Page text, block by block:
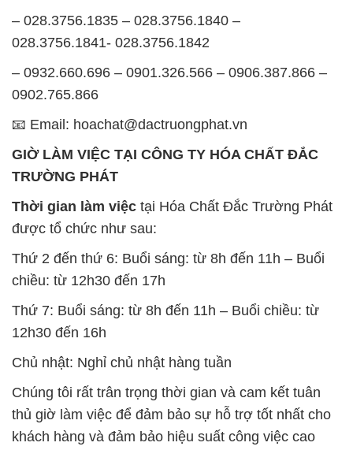
– 028.3756.1835 – 028.3756.1840 –
028.3756.1841- 028.3756.1842
– 0932.660.696 – 0901.326.566 – 0906.387.866 –
0902.765.866
📧 Email: hoachat@dactruongphat.vn
GIỜ LÀM VIỆC TẠI CÔNG TY HÓA CHẤT ĐẮC
TRƯỜNG PHÁT
Thời gian làm việc tại Hóa Chất Đắc Trường Phát
được tổ chức như sau:
Thứ 2 đến thứ 6: Buổi sáng: từ 8h đến 11h – Buổi
chiều: từ 12h30 đến 17h
Thứ 7: Buổi sáng: từ 8h đến 11h – Buổi chiều: từ
12h30 đến 16h
Chủ nhật: Nghỉ chủ nhật hàng tuần
Chúng tôi rất trân trọng thời gian và cam kết tuân
thủ giờ làm việc để đảm bảo sự hỗ trợ tốt nhất cho
khách hàng và đảm bảo hiệu suất công việc cao